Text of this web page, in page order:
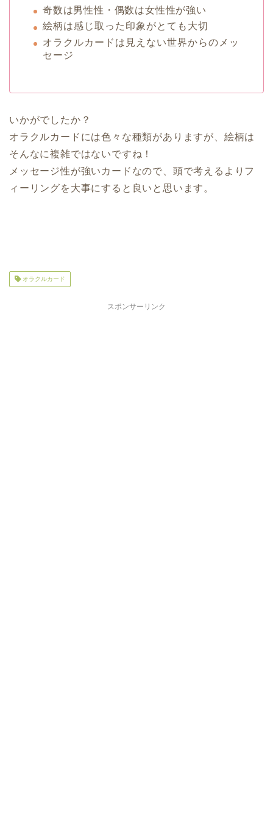
奇数は男性性・偶数は女性性が強い
絵柄は感じ取った印象がとても大切
オラクルカードは見えない世界からのメッ
セージ
いかがでしたか？
オラクルカードには色々な種類がありますが、絵柄は
そんなに複雑ではないですね！
メッセージ性が強いカードなので、頭で考えるよりフ
ィーリングを大事にすると良いと思います。
オラクルカード
スポンサーリンク